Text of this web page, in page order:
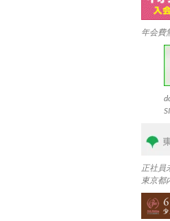
年会費
正社員
東京都